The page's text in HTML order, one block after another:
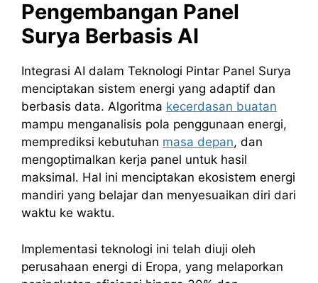
Pengembangan Panel
Surya Berbasis AI
Integrasi AI dalam Teknologi Pintar Panel Surya
menciptakan sistem energi yang adaptif dan
berbasis data. Algoritma kecerdasan buatan
mampu menganalisis pola penggunaan energi,
memprediksi kebutuhan masa depan, dan
mengoptimalkan kerja panel untuk hasil
maksimal. Hal ini menciptakan ekosistem energi
mandiri yang belajar dan menyesuaikan diri dari
waktu ke waktu.
Implementasi teknologi ini telah diuji oleh
perusahaan energi di Eropa, yang melaporkan